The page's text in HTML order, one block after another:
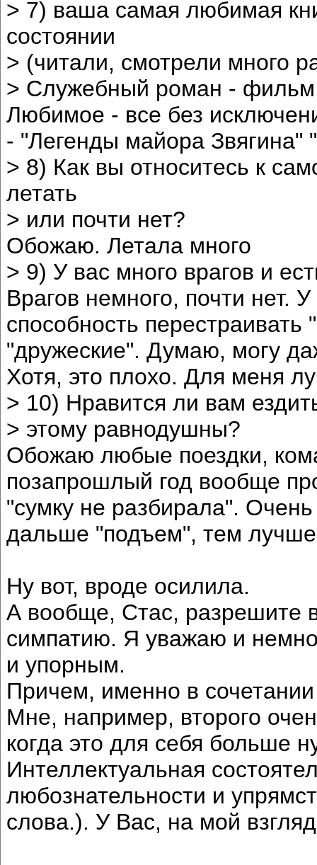
> 7) ваша самая любимая
состоянии
> (читали, смотрели много
> Служебный роман -
Любимое - все без
- "Легенды майора Звягина"
> 8) Как вы относитесь к
летать
> или почти нет?
Обожаю. Летала много
> 9) У вас много врагов и
Врагов немного, почти нет.
способность
"дружеские". Думаю, могу
Хотя, это плохо. Для меня
> 10) Нравится ли вам
> этому равнодушны?
Обожаю любые поездки,
позапрошлый год вообще
"сумку не разбирала".
дальше "подъем", тем
Ну вот, вроде осилила.
А вообще, Стас, разрешите
симпатию. Я уважаю и
и упорным.
Причем, именно в сочетании
Мне, например, второго
когда это для себя больше
Интеллектуальная
любознательности и
слова.). У Вас, на мой